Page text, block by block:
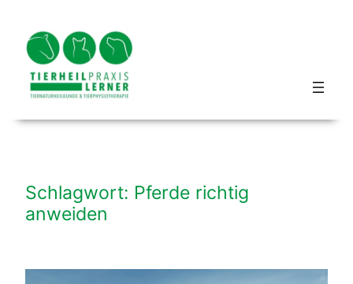
Inhalt
springen
Schlagwort: Pferde richtig
anweiden